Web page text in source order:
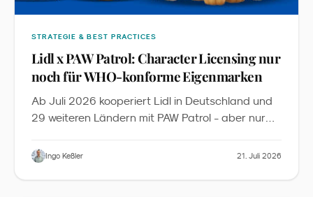
STRATEGIE & BEST PRACTICES
Lidl x PAW Patrol: Character Licensing nur
noch für WHO-konforme Eigenmarken
Ab Juli 2026 kooperiert Lidl in Deutschland und
29 weiteren Ländern mit PAW Patrol - aber nur
Gemüse, die die WHO-Nährwertkriterien und
Ingo Keßler 21. Juli 2026